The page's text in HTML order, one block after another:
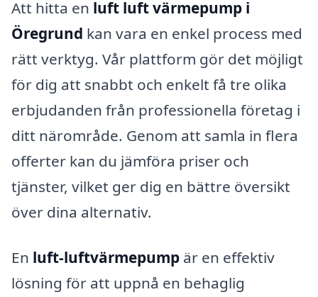
Att hitta en luft luft värmepump i
Öregrund kan vara en enkel process med
rätt verktyg. Vår plattform gör det möjligt
för dig att snabbt och enkelt få tre olika
erbjudanden från professionella företag i
ditt närområde. Genom att samla in flera
offerter kan du jämföra priser och
tjänster, vilket ger dig en bättre översikt
över dina alternativ.
En luft-luftvärmepump är en effektiv
lösning för att uppnå en behaglig